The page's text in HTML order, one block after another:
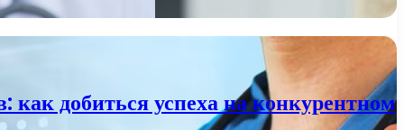
добиться успеха на конкурентном